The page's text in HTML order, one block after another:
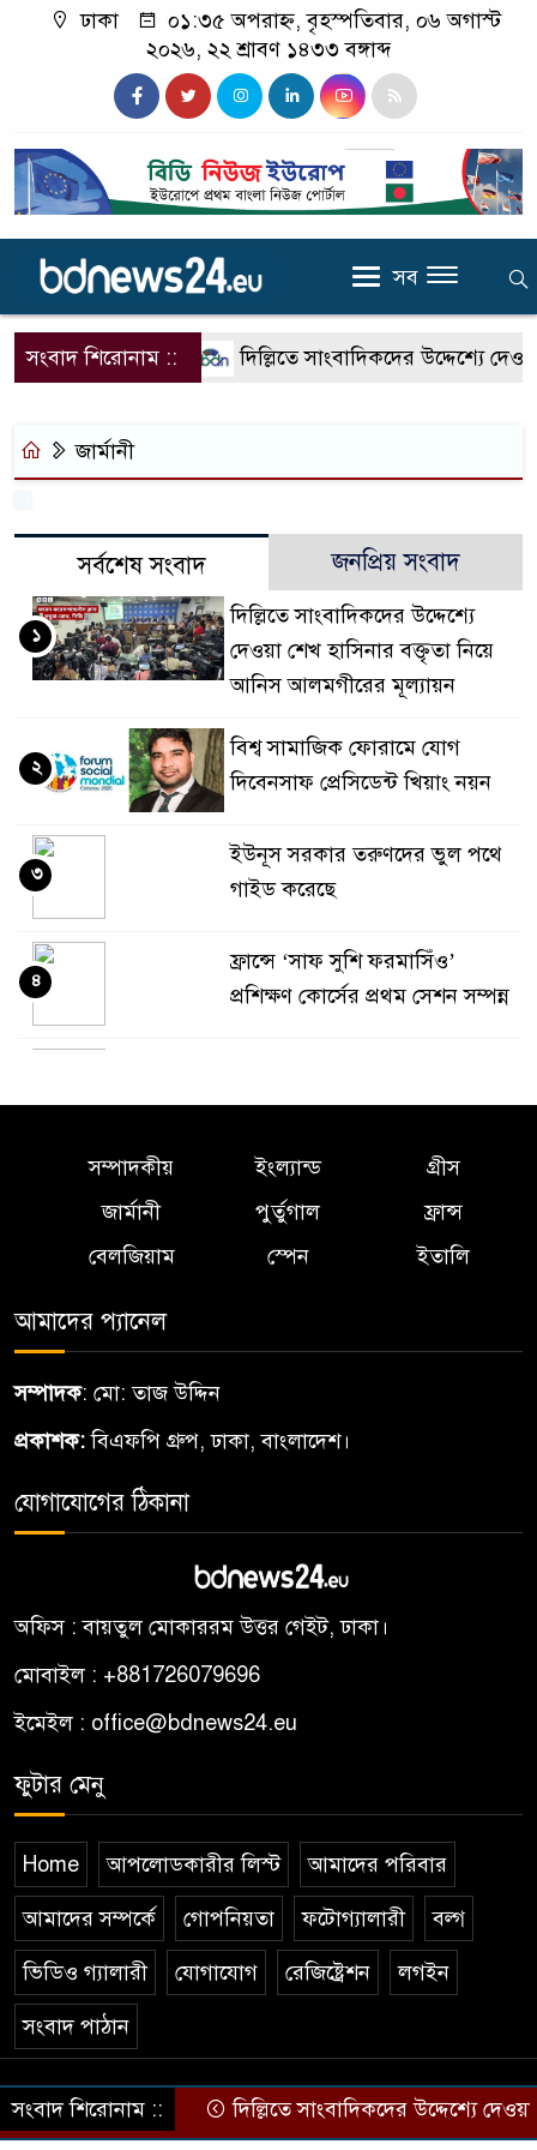
ঢাকা
০১:৩৫ অপরাহ্ন, বৃহস্পতিবার, ০৬ অগাস্ট
২০২৬, ২২ শ্রাবণ ১৪৩৩ বঙ্গাব্দ
সব
সংবাদ শিরোনাম :: দিল্লিতে সাংবাদিকদের উদ্দেশ্যে
জার্মানী
সর্বশেষ সংবাদ জনপ্রিয় সংবাদ
দিল্লিতে সাংবাদিকদের উদ্দেশ্যে
দেওয়া শেখ হাসিনার বক্তৃতা নিয়ে
আনিস আলমগীরের মূল্যায়ন
১
বিশ্ব সামাজিক ফোরামে যোগ
দিবেনসাফ প্রেসিডেন্ট খিয়াং নয়ন
২
ইউনূস সরকার তরুণদের ভুল পথে
গাইড করেছে
৩
ফ্রান্সে ‘সাফ সুশি ফরমাসিঁও’
প্রশিক্ষণ কোর্সের প্রথম সেশন সম্পন্ন
৪
বাংলাদেশের হৃদপিণ্ড…শাহ আলম
Dalton Zahir Appointed as
Global Ambassador for Skål
International Alto Valle in
৭
৮
নকশী বাংলা ফাউন্ডেশনএর
মাসব্যাপী বৃক্ষরোপণ
Bangladesh’s Bright Face on
the Global Stage: The
Farid Ahammad Rony
সম্পাদকীয় ইংল্যান্ড
গ্রীস
জার্মানী
পুর্তুগাল
ফ্রান্স
বেলজিয়াম
স্পেন ইতালি
আমাদের প্যানেল
সম্পাদক: মো: তাজ উদ্দিন
প্রকাশক:বিএফপি গ্রুপ, ঢাকা, বাংলাদেশ।
যোগাযোগের ঠিকানা
অফিস : বায়তুল মোকাররম উত্তর গেইট, ঢাকা।
মোবাইল : +881726079696
ইমেইল : office@bdnews24.eu
ফুটার মেনু
Home আপলোডকারীর লিস্ট আমাদের পরিবার
আমাদের সম্পর্কে গোপনিয়তা ফটোগ্যালারী বল্গ
ভিডিও গ্যালারী যোগাযোগ রেজিষ্ট্রেশন লগইন
সংবাদ পাঠান
© All rights reserved © by bdnews24.eu
Theme Developed BYThemesBazar.Com
সংবাদ শিরোনাম :: দিল্লিতে সাংবাদিকদের উদ্দেশ্যে